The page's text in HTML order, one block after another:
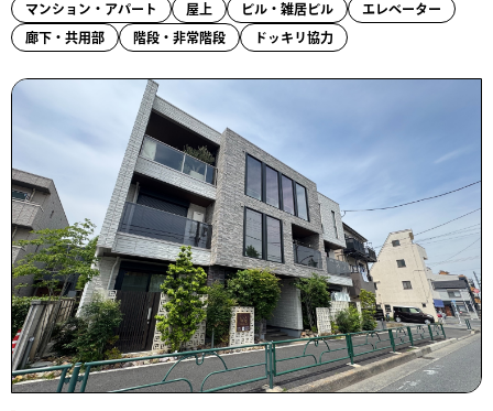
マンション・アパート 屋上 ビル・雑居ビル エレベーター
廊下・共用部 階段・非常階段 ドッキリ協力